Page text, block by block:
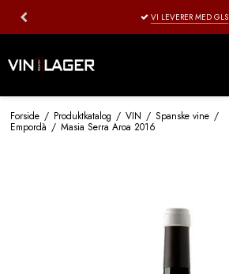
VI LEVERER MED GLS
Forside / Produktkatalog / VIN / Spanske vine /
Empordà / Masia Serra Aroa 2016